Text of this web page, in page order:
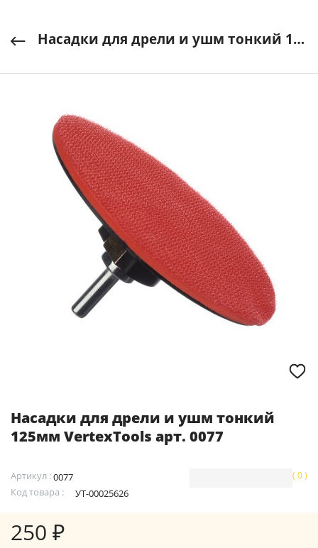
Насадки для дрели и ушм тонкий 125мм VertexTools арт. 0077
Насадки для дрели и ушм тонкий
125мм VertexTools арт. 0077
Артикул :0077
Код товара :
УТ-00025626
( 0 )
250 ₽